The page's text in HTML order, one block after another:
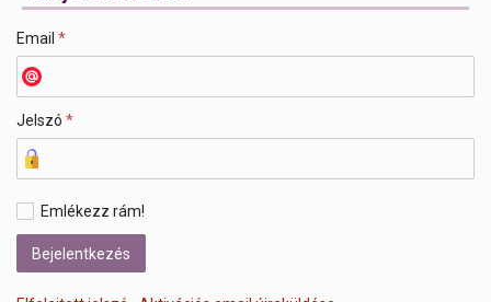
Email *
Jelszó *
Emlékezz rám!